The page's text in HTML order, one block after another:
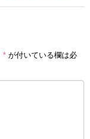
* が付いている欄は必